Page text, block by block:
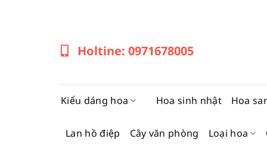
Holtine: 0971678005
Kiểu dáng hoa Hoa sinh nhật Hoa
Lan hồ điệp Cây văn phòng Loại hoa